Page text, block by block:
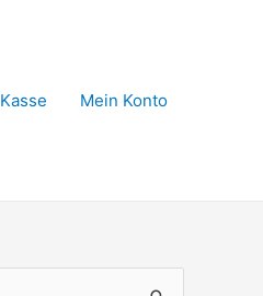
Kasse Mein Konto